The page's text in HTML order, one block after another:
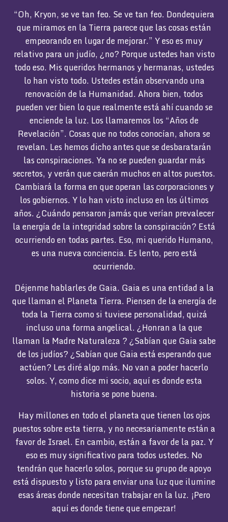
“Oh, Kryon, se ve tan feo. Se ve tan feo. Dondequiera
que miramos en la Tierra parece que las cosas están
empeorando en lugar de mejorar.” Y eso es muy
relativo para un judío, ¿no? Porque ustedes han visto
todo eso. Mis queridos hermanos y hermanas, ustedes
lo han visto todo. Ustedes están observando una
renovación de la Humanidad. Ahora bien, todos
pueden ver bien lo que realmente está ahí cuando se
enciende la luz. Los llamaremos los “Años de
Revelación”. Cosas que no todos conocían, ahora se
revelan. Les hemos dicho antes que se desbaratarán
las conspiraciones. Ya no se pueden guardar más
secretos, y verán que caerán muchos en altos puestos.
Cambiará la forma en que operan las corporaciones y
los gobiernos. Y lo han visto incluso en los últimos
años. ¿Cuándo pensaron jamás que verían prevalecer
la energía de la integridad sobre la conspiración? Está
ocurriendo en todas partes. Eso, mi querido Humano,
es una nueva conciencia. Es lento, pero está
ocurriendo.
Déjenme hablarles de Gaia. Gaia es una entidad a la
que llaman el Planeta Tierra. Piensen de la energía de
toda la Tierra como si tuviese personalidad, quizá
incluso una forma angelical. ¿Honran a la que
llaman la Madre Naturaleza ? ¿Sabían que Gaia sabe
de los judíos? ¿Sabían que Gaia está esperando que
actúen? Les diré algo más. No van a poder hacerlo
solos. Y, como dice mi socio, aquí es donde esta
historia se pone buena.
Hay millones en todo el planeta que tienen los ojos
puestos sobre esta tierra, y no necesariamente están a
favor de Israel. En cambio, están a favor de la paz. Y
eso es muy significativo para todos ustedes. No
tendrán que hacerlo solos, porque su grupo de apoyo
está dispuesto y listo para enviar una luz que ilumine
esas áreas donde necesitan trabajar en la luz. ¡Pero
aquí es donde tiene que empezar!